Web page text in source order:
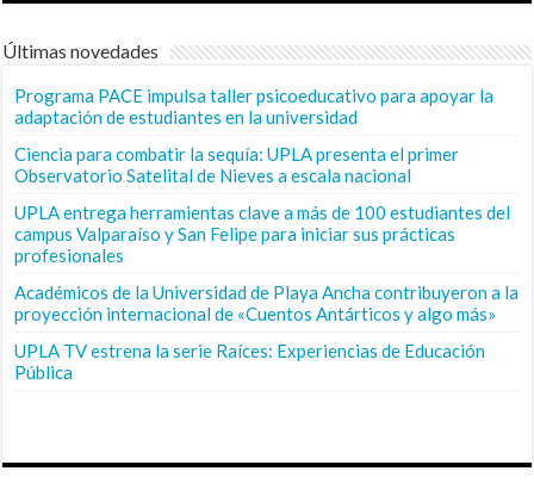
Últimas novedades
Programa PACE impulsa taller psicoeducativo para apoyar la
adaptación de estudiantes en la universidad
Ciencia para combatir la sequía: UPLA presenta el primer
Observatorio Satelital de Nieves a escala nacional
UPLA entrega herramientas clave a más de 100 estudiantes del
campus Valparaíso y San Felipe para iniciar sus prácticas
profesionales
Académicos de la Universidad de Playa Ancha contribuyeron a la
proyección internacional de «Cuentos Antárticos y algo más»
UPLA TV estrena la serie Raíces: Experiencias de Educación
Pública